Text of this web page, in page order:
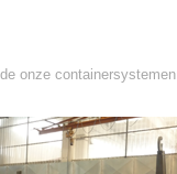
onze